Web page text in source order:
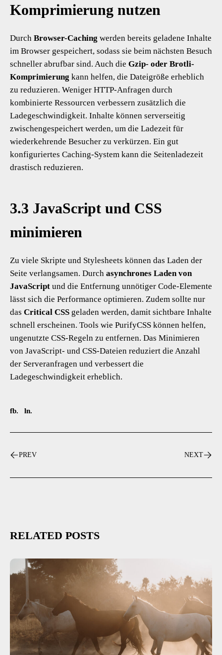
Komprimierung nutzen
Durch Browser-Caching werden bereits geladene Inhalte
im Browser gespeichert, sodass sie beim nächsten Besuch
schneller abrufbar sind. Auch die Gzip- oder Brotli-
Komprimierung kann helfen, die Dateigröße erheblich
zu reduzieren. Weniger HTTP-Anfragen durch
kombinierte Ressourcen verbessern zusätzlich die
Ladegeschwindigkeit. Inhalte können serverseitig
zwischengespeichert werden, um die Ladezeit für
wiederkehrende Besucher zu verkürzen. Ein gut
konfiguriertes Caching-System kann die Seitenladezeit
drastisch reduzieren.
3.3 JavaScript und CSS
minimieren
Zu viele Skripte und Stylesheets können das Laden der
Seite verlangsamen. Durch asynchrones Laden von
JavaScript und die Entfernung unnötiger Code-Elemente
lässt sich die Performance optimieren. Zudem sollte nur
das Critical CSS geladen werden, damit sichtbare Inhalte
schnell erscheinen. Tools wie PurifyCSS können helfen,
ungenutzte CSS-Regeln zu entfernen. Das Minimieren
von JavaScript- und CSS-Dateien reduziert die Anzahl
der Serveranfragen und verbessert die
Ladegeschwindigkeit erheblich.
fb. ln.
PREV NEXT
RELATED POSTS